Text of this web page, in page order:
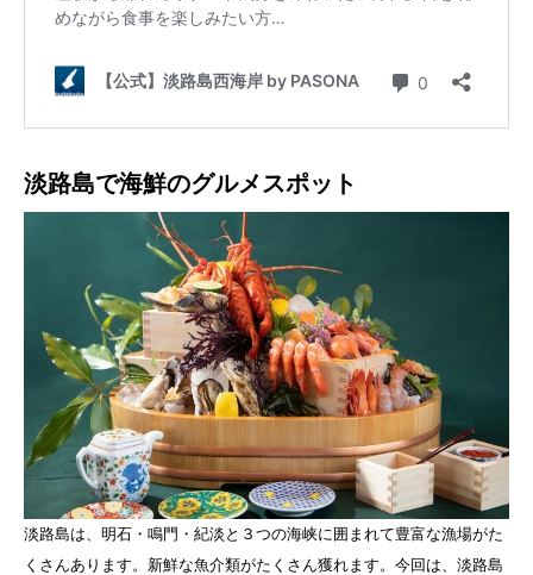
淡路島で海鮮のグルメスポット
淡路島は、明石・鳴門・紀淡と３つの海峡に囲まれて豊富な漁場がた
くさんあります。新鮮な魚介類がたくさん獲れます。今回は、淡路島